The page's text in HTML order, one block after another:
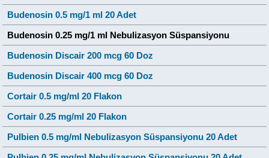
Budenosin 0.5 mg/1 ml 20 Adet
Budenosin 0.25 mg/1 ml Nebulizasyon Süspansiyonu
Budenosin Discair 200 mcg 60 Doz
Budenosin Discair 400 mcg 60 Doz
Cortair 0.5 mg/ml 20 Flakon
Cortair 0.25 mg/ml 20 Flakon
Pulbien 0.5 mg/ml Nebulizasyon Süspansiyonu 20 Adet